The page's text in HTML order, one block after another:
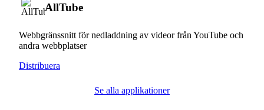
AllTube
Webbgränssnitt för nedladdning av videor från YouTube och
andra webbplatser
Distribuera
Se alla applikationer